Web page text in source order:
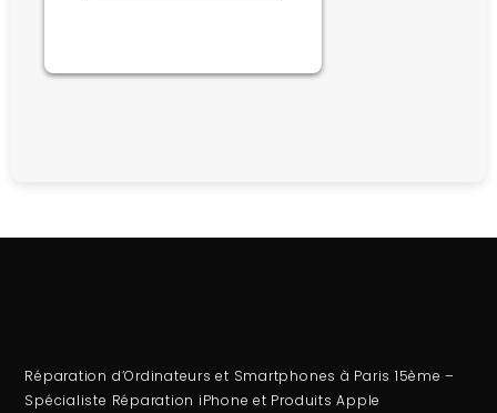
Réparation d’Ordinateurs et Smartphones à Paris 15ème –
Spécialiste Réparation iPhone et Produits Apple